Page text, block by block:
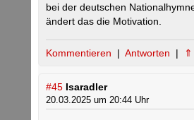
bei der deutschen
ändert das die Motivation.
Kommentieren | Antworten | ⇑
#45 Isaradler
20.03.2025 um 20:44 Uhr